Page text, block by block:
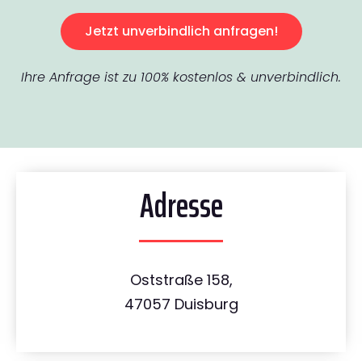
Jetzt unverbindlich anfragen!
Ihre Anfrage ist zu 100% kostenlos & unverbindlich.
Adresse
Oststraße 158,
47057 Duisburg